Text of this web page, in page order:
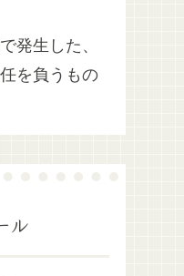
発生した、
を負うもの
ル